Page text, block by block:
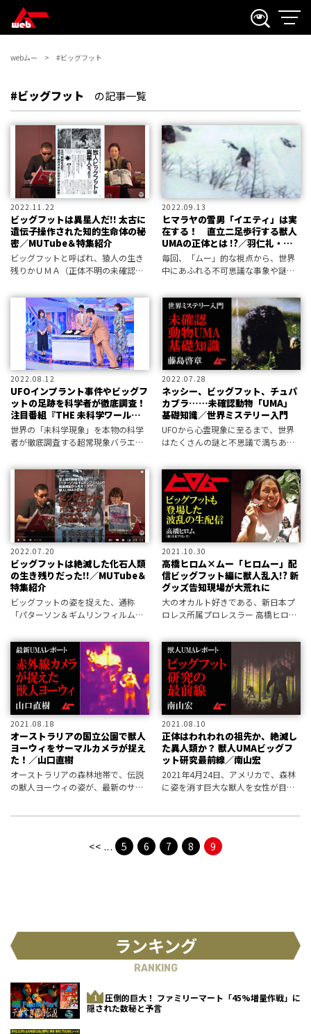
webムー #ビッグフット
#ビッグフット の記事一覧
2022.11.22
ビッグフットは異星人だ!! 太古に
遺伝子操作された知的生命体の秘
密／MUTube＆特集紹介
ビッグフットと呼ばれ、猿人の生き
残りかＵＭＡ（正体不明の未確認動
実在か否かが真剣に議論されること
もあれば、ファンタジーとして語ら
れることもある。 ところが近年は、
サスク
2022.09.13
ヒマラヤの雪男「イエティ」は実
在する！ 直立二足歩行する獣人
UMAの正体とは !?／羽仁礼・ム
ーペディア
毎回、「ムー」的な視点から、世界
中にあふれる不可思議な事象や謎め
ィア。 今回は、ヒマラヤ山脈に棲息
し、多くの痕跡も確認されている
「雪男」型の獣人ＵＭＡ「イエテ
ィ」を取り
2022.08.12
UFOインプラント事件やビッグフ
ットの足跡を科学者が徹底調査！
注目番組『THE 未科学ワール
ド』放送
世界の「未科学現象」を本物の科学
者が徹底調査する超常現象バラエテ
れる。その内容とは？
2022.07.28
ネッシー、ビッグフット、チュパ
カブラ……未確認動物「UMA」
基礎知識／世界ミステリー入門
UFOから心霊現象に至るまで、世界
はたくさんの謎と不思議で満ちあふ
が多発している未確認動物UMAを取
り上げる。
2022.07.20
ビッグフットは絶滅した化石人類
の生き残りだった!!／MUTube＆
特集紹介
ビッグフットの姿を捉えた、通称
「パターソン＆ギムリンフィルム」
果、意外な正体が見えてきた！
2021.10.30
高橋ヒロム×ムー「ヒロムー」配
信ビッグフット編に獣人乱入!? 新
グッズ告知現場が大荒れに
大のオカルト好きである、新日本プ
ロレス所属プロレスラー 高橋ヒロム
ジン 月刊「ムー」がタッグを組んだ
コラボプロジェクト、「ヒロムー」
のスペシャル番組・ビッグフット編
が配
2021.08.18
オーストラリアの国立公園で獣人
ヨーウィをサーマルカメラが捉え
た！／山口直樹
オーストラリアの森林地帯で、伝説
の獣人ヨーウィの姿が、最新のサー
はじめ、世間の注目を集めている。
2021.08.10
正体はわれわれの祖先か、絶滅し
た異人類か？ 獣人UMAビッグフ
ット研究最前線／南山宏
2021年4月24日、アメリカで、森林
に姿を消す巨大な獣人を女性が目撃
告が続くビッグフット、そしてその
近
<< ... 5 6 7 8 9
ランキング
RANKING
圧倒的巨大！ ファミリーマート「45%増量作戦」に
隠された数秘と予言